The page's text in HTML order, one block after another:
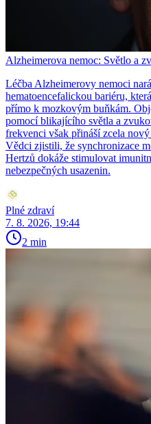
Alzheimerova nemoc: Světlo a
Léčba Alzheimerovy nemoci
hematoencefalickou bariéru,
přímo k mozkovým buňkám.
pomocí blikajícího světla a
frekvenci však přináší zcela
Vědci zjistili, že synchronizace
Hertzů dokáže stimulovat
nebezpečných usazenin.
Plné zdraví
7. 8. 2026, 19:44
2 min